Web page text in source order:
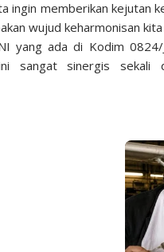
ingin memberikan kejutan
wujud keharmonisan
yang ada di Kodim 0824/
sangat sinergis sekali